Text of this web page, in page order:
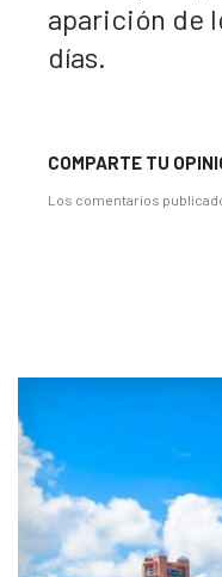
aparición de
días.
COMPARTE TU
Los comentarios